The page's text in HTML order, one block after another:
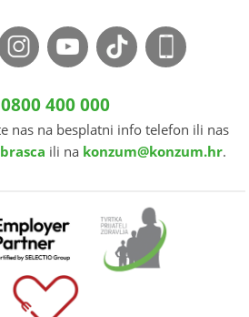
0800 400 000
nas na besplatni info telefon ili nas
ili na konzum@konzum.hr.